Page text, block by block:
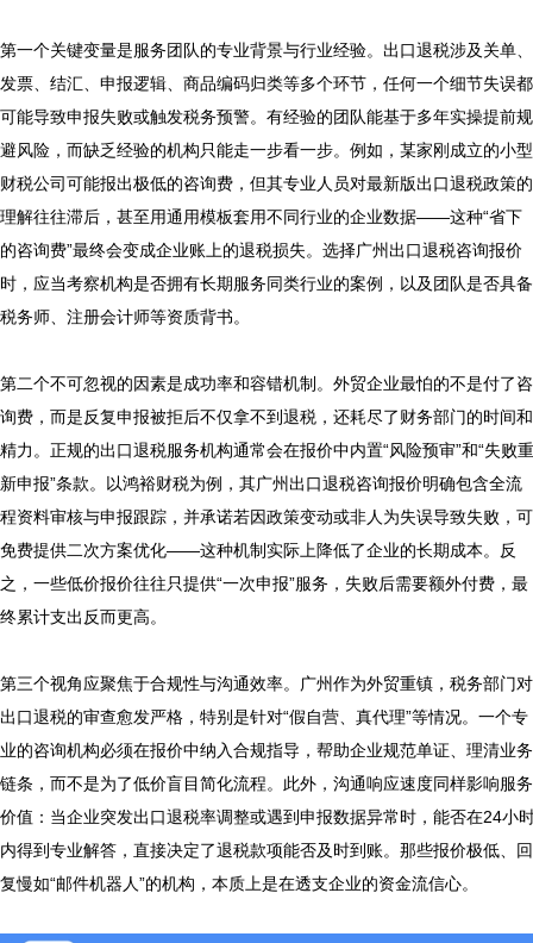
第一个关键变量是服务团队的专业背景与行业经验。出口退税涉及关单、
发票、结汇、申报逻辑、商品编码归类等多个环节，任何一个细节失误都
可能导致申报失败或触发税务预警。有经验的团队能基于多年实操提前规
避风险，而缺乏经验的机构只能走一步看一步。例如，某家刚成立的小型
财税公司可能报出极低的咨询费，但其专业人员对最新版出口退税政策的
理解往往滞后，甚至用通用模板套用不同行业的企业数据——这种“省下
的咨询费”最终会变成企业账上的退税损失。选择广州出口退税咨询报价
时，应当考察机构是否拥有长期服务同类行业的案例，以及团队是否具备
税务师、注册会计师等资质背书。
第二个不可忽视的因素是成功率和容错机制。外贸企业最怕的不是付了咨
询费，而是反复申报被拒后不仅拿不到退税，还耗尽了财务部门的时间和
精力。正规的出口退税服务机构通常会在报价中内置“风险预审”和“失败重
新申报”条款。以鸿裕财税为例，其广州出口退税咨询报价明确包含全流
程资料审核与申报跟踪，并承诺若因政策变动或非人为失误导致失败，可
免费提供二次方案优化——这种机制实际上降低了企业的长期成本。反
之，一些低价报价往往只提供“一次申报”服务，失败后需要额外付费，最
终累计支出反而更高。
第三个视角应聚焦于合规性与沟通效率。广州作为外贸重镇，税务部门对
出口退税的审查愈发严格，特别是针对“假自营、真代理”等情况。一个专
业的咨询机构必须在报价中纳入合规指导，帮助企业规范单证、理清业务
链条，而不是为了低价盲目简化流程。此外，沟通响应速度同样影响服务
价值：当企业突发出口退税率调整或遇到申报数据异常时，能否在24小
内得到专业解答，直接决定了退税款项能否及时到账。那些报价极低、回
复慢如“邮件机器人”的机构，本质上是在透支企业的资金流信心。